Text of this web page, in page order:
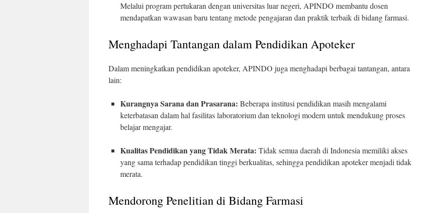
Melalui program pertukaran dengan universitas luar negeri, APINDO membantu dosen
mendapatkan wawasan baru tentang metode pengajaran dan praktik terbaik di bidang farmasi.
Menghadapi Tantangan dalam Pendidikan Apoteker
Dalam meningkatkan pendidikan apoteker, APINDO juga menghadapi berbagai tantangan, antara
lain:
Kurangnya Sarana dan Prasarana: Beberapa institusi pendidikan masih mengalami
keterbatasan dalam hal fasilitas laboratorium dan teknologi modern untuk mendukung proses
belajar mengajar.
Kualitas Pendidikan yang Tidak Merata: Tidak semua daerah di Indonesia memiliki akses
yang sama terhadap pendidikan tinggi berkualitas, sehingga pendidikan apoteker menjadi tidak
merata.
Mendorong Penelitian di Bidang Farmasi